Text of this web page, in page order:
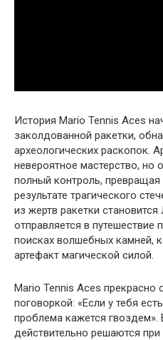
История Mario Tennis Aces
заколдованной ракетки,
археологических раскопок.
невероятное мастерство, но
полный контроль,
результате трагического
из жертв ракетки
отправляется в
поисках волшебных камней,
артефакт магической силой.
Mario Tennis Aces прекрасно
поговоркой: «Если у тебя
проблема кажется
действительно решаются